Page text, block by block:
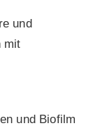
und
mit
und Biofilm